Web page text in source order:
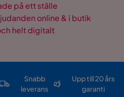
på ett ställe
online & i butik
helt digitalt
Snabb
leverans
Upp till 20 års
garanti